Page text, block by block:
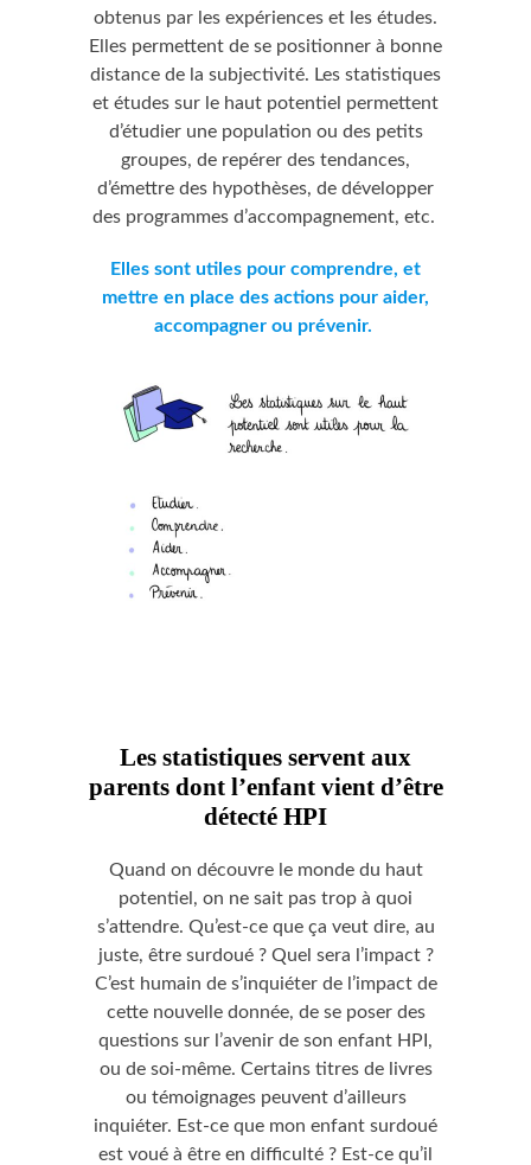
obtenus par les expériences et les études.
Elles permettent de se positionner à bonne
distance de la subjectivité. Les statistiques
et études sur le haut potentiel permettent
d’étudier une population ou des petits
groupes, de repérer des tendances,
d’émettre des hypothèses, de développer
des programmes d’accompagnement, etc.
Elles sont utiles pour comprendre, et
mettre en place des actions pour aider,
accompagner ou prévenir.
Les statistiques servent aux
parents dont l’enfant vient d’être
détecté HPI
Quand on découvre le monde du haut
potentiel, on ne sait pas trop à quoi
s’attendre. Qu’est-ce que ça veut dire, au
juste, être surdoué ? Quel sera l’impact ?
C’est humain de s’inquiéter de l’impact de
cette nouvelle donnée, de se poser des
questions sur l’avenir de son enfant HPI,
ou de soi-même. Certains titres de livres
ou témoignages peuvent d’ailleurs
inquiéter. Est-ce que mon enfant surdoué
est voué à être en difficulté ? Est-ce qu’il